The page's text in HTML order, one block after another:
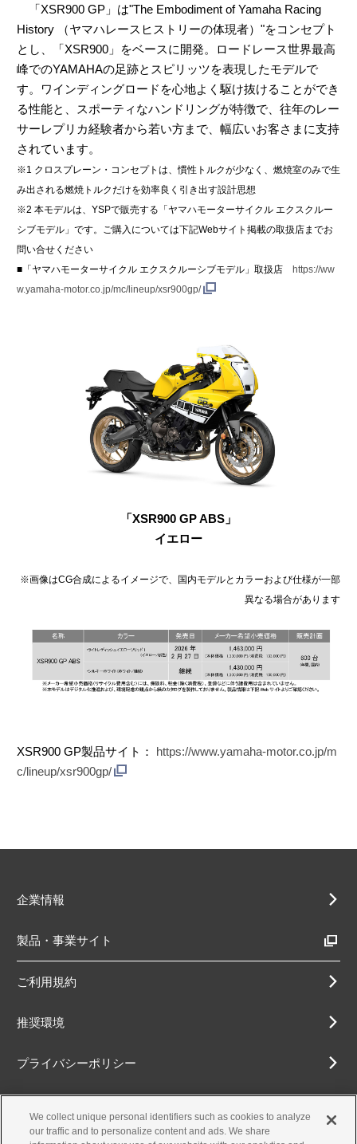
「XSR900 GP」は"The Embodiment of Yamaha Racing
History （ヤマハレースヒストリーの体現者）"をコンセプト
とし、「XSR900」をベースに開発。ロードレース世界最高
峰でのYAMAHAの足跡とスピリッツを表現したモデルで
す。ワインディングロードを心地よく駆け抜けることができ
る性能と、スポーティなハンドリングが特徴で、往年のレー
サーレプリカ経験者から若い方まで、幅広いお客さまに支持
されています。
※1 クロスプレーン・コンセプトは、慣性トルクが少なく、燃焼室のみで生
み出される燃焼トルクだけを効率良く引き出す設計思想
※2 本モデルは、YSPで販売する「ヤマハモーターサイクル エクスクルー
シブモデル」です。ご購入については下記Webサイト掲載の取扱店までお
問い合せください
■「ヤマハモーターサイクル エクスクルーシブモデル」取扱店
https://ww
w.yamaha-motor.co.jp/mc/lineup/xsr900gp/
「XSR900 GP ABS」
イエロー
※画像はCG合成によるイメージで、国内モデルとカラーおよび仕様が一部
異なる場合があります
XSR900 GP製品サイト： https://www.yamaha-motor.co.jp/m
c/lineup/xsr900gp/
企業情報
製品・事業サイト
ご利用規約
推奨環境
プライバシーポリシー
We collect unique personal identifiers such as cookies to analyze
our traffic and to personalize content and ads. We share